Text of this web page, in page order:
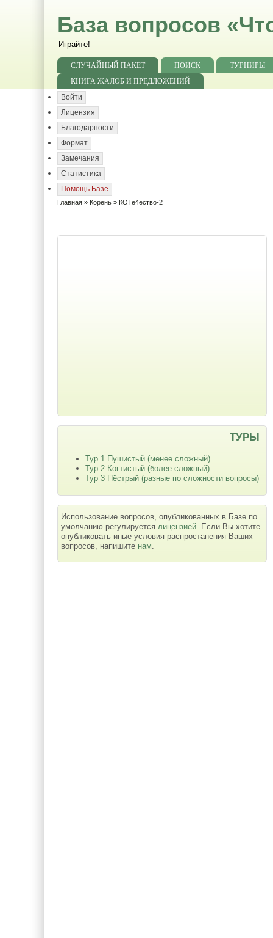
База вопросов
Играйте!
СЛУЧАЙНЫЙ ПАКЕТ ПОИСК
ТУРНИРЫ
КНИГА ЖАЛОБ И ПРЕДЛОЖЕНИЙ
Войти
Лицензия
Благодарности
Формат
Замечания
Статистика
Помощь Базе
Главная » Корень » КОТе4ество-2
ТУРЫ
Тур 1 Пушистый (менее сложный)
Тур 2 Когтистый (более сложный)
Тур 3 Пёстрый (разные по сложности вопросы)
Использование вопросов, опубликованных в Базе по
умолчанию регулируется лицензией. Если Вы хотите
опубликовать иные условия распростанения Ваших
вопросов, напишите нам.